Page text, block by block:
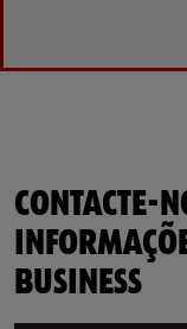
CONTACTE-
BUSINESS